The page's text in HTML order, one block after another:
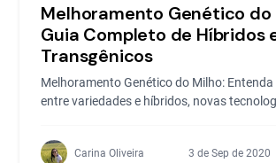
Melhoramento Genético do
Guia Completo de Híbridos
Transgênicos
Melhoramento Genético do Milho:
entre variedades e híbridos, novas
Carina Oliveira 3 de Sep de 2020